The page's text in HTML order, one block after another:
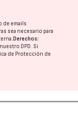
de emails
sea necesario para
Derechos:
DPD. Si
de Protección de